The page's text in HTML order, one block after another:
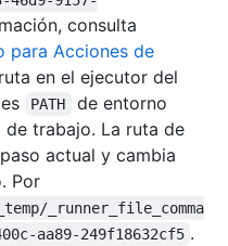
consulta
para Acciones de
en el ejecutor del
PATH
de entorno
trabajo. La ruta de
actual y cambia
Por
_runner_file_comma
aa89-249f18632cf5 .